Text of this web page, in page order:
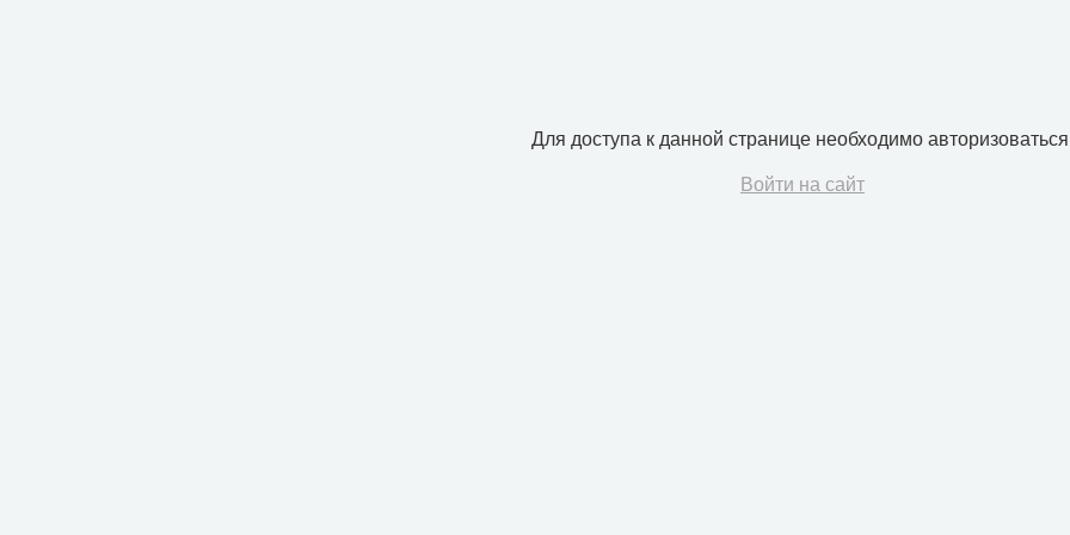
Для доступа к данной странице необходимо
Войти на сайт